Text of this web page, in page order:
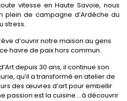
vitesse en Haute Savoie, nous
plein de campagne d’Ardèche du
stress.
d’ouvrir notre maison au gens
havre de paix hors commun.
depuis 30 ans, il continue son
qu’il a transformé en atelier de
des œuvres d’art pour embellir
passion est la cuisine …à découvrir